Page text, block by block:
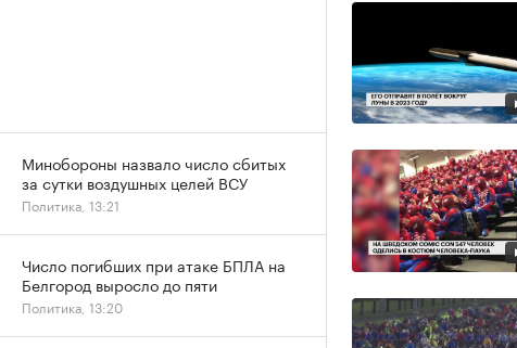
Минобороны назвало число сбитых
за сутки воздушных целей ВСУ
Политика, 13:21
Число погибших при атаке БПЛА на
Белгород выросло до пяти
Политика, 13:20